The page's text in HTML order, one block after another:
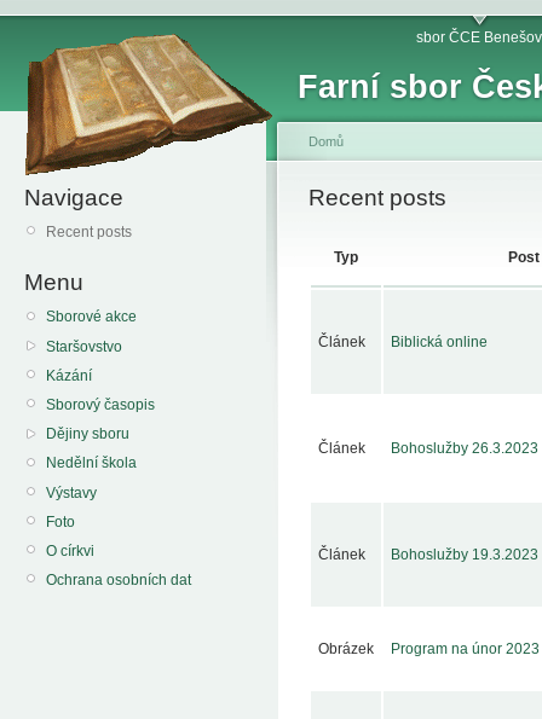
Farní sbor
sbor ČCE Benešov
Navigace
Recent posts
Menu
Sborové akce
Staršovstvo
Kázání
Sborový časopis
Dějiny sboru
Nedělní škola
Výstavy
Foto
O církvi
Ochrana osobních dat
Domů
Recent posts
Typ Post
Článek Biblická online
Článek Bohoslužby
Článek Bohoslužby
Obrázek Program na únor 2023